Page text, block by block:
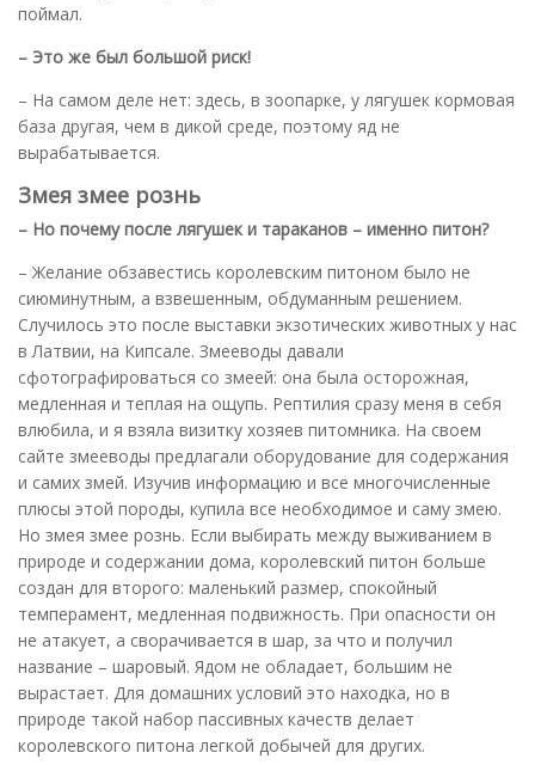
поймал.
– Это же был большой риск!
– На самом деле нет: здесь, в зоопарке, у лягушек кормовая
база другая, чем в дикой среде, поэтому яд не
вырабатывается.
Змея змее рознь
– Но почему после лягушек и тараканов – именно питон?
– Желание обзавестись королевским питоном было не
сиюминутным, а взвешенным, обдуманным решением.
Случилось это после выставки экзотических животных у нас
в Латвии, на Кипсале. Змееводы давали
сфотографироваться со змеей: она была осторожная,
медленная и теплая на ощупь. Рептилия сразу меня в себя
влюбила, и я взяла визитку хозяев питомника. На своем
сайте змееводы предлагали оборудование для содержания
и самих змей. Изучив информацию и все многочисленные
плюсы этой породы, купила все необходимое и саму змею.
Но змея змее рознь. Если выбирать между выживанием в
природе и содержании дома, королевский питон больше
создан для второго: маленький размер, спокойный
темперамент, медленная подвижность. При опасности он
не атакует, а сворачивается в шар, за что и получил
название – шаровый. Ядом не обладает, большим не
вырастает. Для домашних условий это находка, но в
природе такой набор пассивных качеств делает
королевского питона легкой добычей для других.